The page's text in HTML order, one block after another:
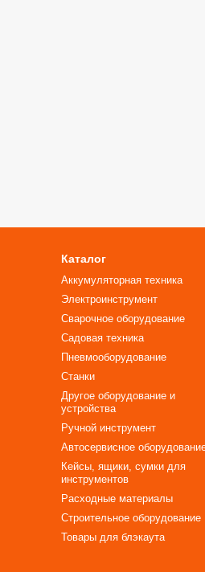
Каталог
Аккумуляторная техника
Электроинструмент
Сварочное оборудование
Садовая техника
Пневмооборудование
Станки
Другое оборудование и
устройства
Ручной инструмент
Автосервисное
Кейсы, ящики, сумки для
инструментов
Расходные материалы
Строительное оборудование
Товары для блэкаута